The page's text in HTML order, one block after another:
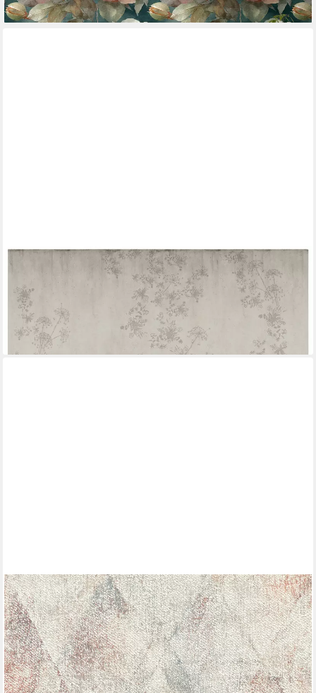
lieferbar - in 4-5 Werktagen bei dir
Fototapete Wild Flower Beton, glatt, geblümt, 280x300 cm
153,66 €
(18,29 €/ 1 qm)
lieferbar - in 2-3 Werktagen bei dir
RASCH
Vliestapete Rauten - Vliestapete Beige Rot, Industrial-Optik, 3D-
Optik, Vintage-Optik, (1 Rolle, 1 St., 10,05 m x 0,53 m), gute
Lichtbeständigkeit, feucht abwischbar, restlos abziehbar
ab 19,99 € UVP32,95 €
(3,75 €/ 1 qm)
-39%